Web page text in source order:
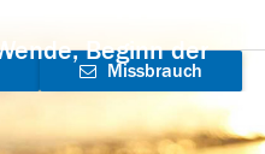
Beginn der
Missbrauch